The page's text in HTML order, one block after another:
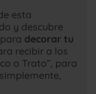
esta
y descubre
decorar tu
recibir a los
o Trato”, para